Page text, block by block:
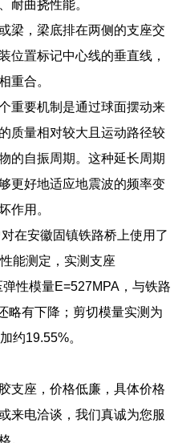
耐曲挠性能。
梁，梁底排在两侧的支座交
位置标记中心线的垂直线，
重合。
重要机制是通过球面摆动来
质量相对较大且运动路径较
的自振周期。这种延长周期
更好地适应地震波的频率变
作用。
在安徽固镇铁路桥上使用了
能测定，实测支座
弹性模量E=527MPA，与铁路
略有下降；剪切模量实测为
约19.55%。
支座，价格低廉，具体价格
来电洽谈，我们真诚为您服
。